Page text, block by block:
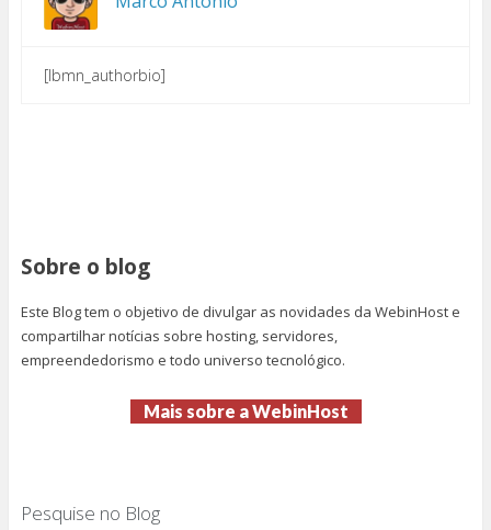
[lbmn_authorbio]
Sobre o blog
Este Blog tem o objetivo de divulgar as novidades da WebinHost e
compartilhar notícias sobre hosting, servidores,
empreendedorismo e todo universo tecnológico.
Mais sobre a WebinHost
Pesquise no Blog